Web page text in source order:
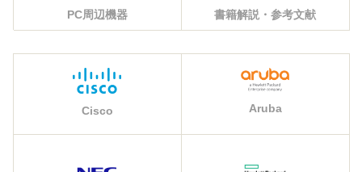
PC周辺機器 書籍解説・参考文献
Cisco Aruba